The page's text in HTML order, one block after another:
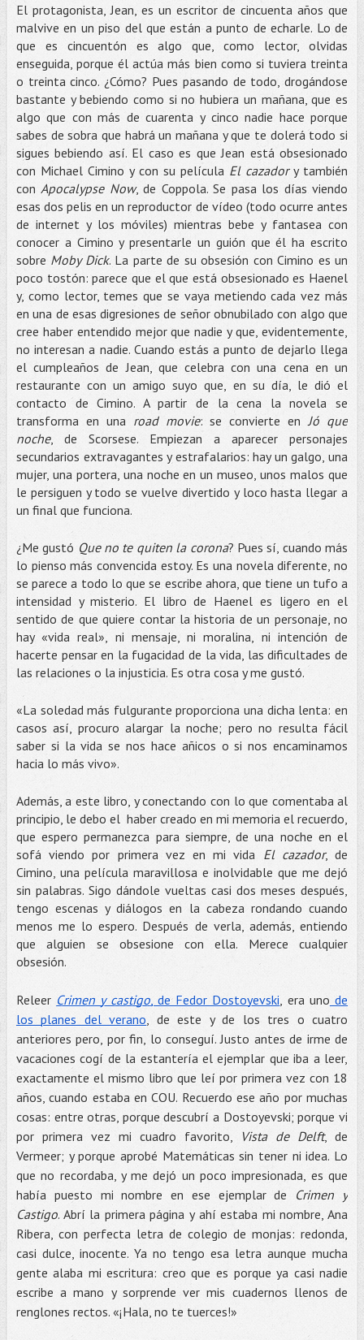
El protagonista, Jean, es un escritor de cincuenta años que
malvive en un piso del que están a punto de echarle. Lo de
que es cincuentón es algo que, como lector, olvidas
enseguida, porque él actúa más bien como si tuviera treinta
o treinta cinco. ¿Cómo? Pues pasando de todo, drogándose
bastante y bebiendo como si no hubiera un mañana, que es
algo que con más de cuarenta y cinco nadie hace porque
sabes de sobra que habrá un mañana y que te dolerá todo si
sigues bebiendo así. El caso es que Jean está obsesionado
con Michael Cimino y con su película El cazadory también
con Apocalypse Now, de Coppola. Se pasa los días viendo
esas dos pelis en un reproductor de vídeo (todo ocurre antes
de internet y los móviles) mientras bebe y fantasea con
conocer a Cimino y presentarle un guión que él ha escrito
sobre Moby Dick. La parte de su obsesión con Cimino es un
poco tostón: parece que el que está obsesionado es Haenel
y, como lector, temes que se vaya metiendo cada vez más
en una de esas digresiones de señor obnubilado con algo que
cree haber entendido mejor que nadie y que, evidentemente,
no interesan a nadie. Cuando estás a punto de dejarlo llega
el cumpleaños de Jean, que celebra con una cena en un
restaurante con un amigo suyo que, en su día, le dió el
contacto de Cimino. A partir de la cena la novela se
transforma en una road movie: se convierte enJó que
noche, de Scorsese. Empiezan a aparecer personajes
secundarios extravagantes y estrafalarios: hay un galgo, una
mujer, una portera, una noche en un museo, unos malos que
le persiguen y todo se vuelve divertido y loco hasta llegar a
un final que funciona.
¿Me gustó Que no te quiten la corona? Pues sí, cuando más
lo pienso más convencida estoy. Es una novela diferente, no
se parece a todo lo que se escribe ahora, que tiene un tufo a
intensidad y misterio. El libro de Haenel es ligero en el
sentido de que quiere contar la historia de un personaje, no
hay «vida real», ni mensaje, ni moralina, ni intención de
hacerte pensar en la fugacidad de la vida, las dificultades de
las relaciones o la injusticia. Es otra cosa y me gustó.
«La soledad más fulgurante proporciona una dicha lenta: en
casos así, procuro alargar la noche; pero no resulta fácil
saber si la vida se nos hace añicos o si nos encaminamos
hacia lo más vivo».
Además, a este libro, y conectando con lo que comentaba al
principio, le debo el haber creado en mi memoria el recuerdo,
que espero permanezca para siempre, de una noche en el
sofá viendo por primera vez en mi vida El cazador, de
Cimino, una película maravillosa e inolvidable que me dejó
sin palabras. Sigo dándole vueltas casi dos meses después,
tengo escenas y diálogos en la cabeza rondando cuando
menos me lo espero. Después de verla, además, entiendo
que alguien se obsesione con ella. Merece cualquier
obsesión.
Releer Crimen y castigo, de Fedor Dostoyevski , era uno de
los planes del verano , de este y de los tres o cuatro
anteriores pero, por fin, lo conseguí. Justo antes de irme de
vacaciones cogí de la estantería el ejemplar que iba a leer,
exactamente el mismo libro que leí por primera vez con 18
años, cuando estaba en COU. Recuerdo ese año por muchas
cosas: entre otras, porque descubrí a Dostoyevski; porque vi
por primera vez mi cuadro favorito, Vista de Delft, de
Vermeer; y porque aprobé Matemáticas sin tener ni idea. Lo
que no recordaba, y me dejó un poco impresionada, es que
había puesto mi nombre en ese ejemplar de Crimen y
Castigo. Abrí la primera página y ahí estaba mi nombre, Ana
Ribera, con perfecta letra de colegio de monjas: redonda,
casi dulce, inocente. Ya no tengo esa letra aunque mucha
gente alaba mi escritura: creo que es porque ya casi nadie
escribe a mano y sorprende ver mis cuadernos llenos de
renglones rectos. «¡Hala, no te tuerces!»